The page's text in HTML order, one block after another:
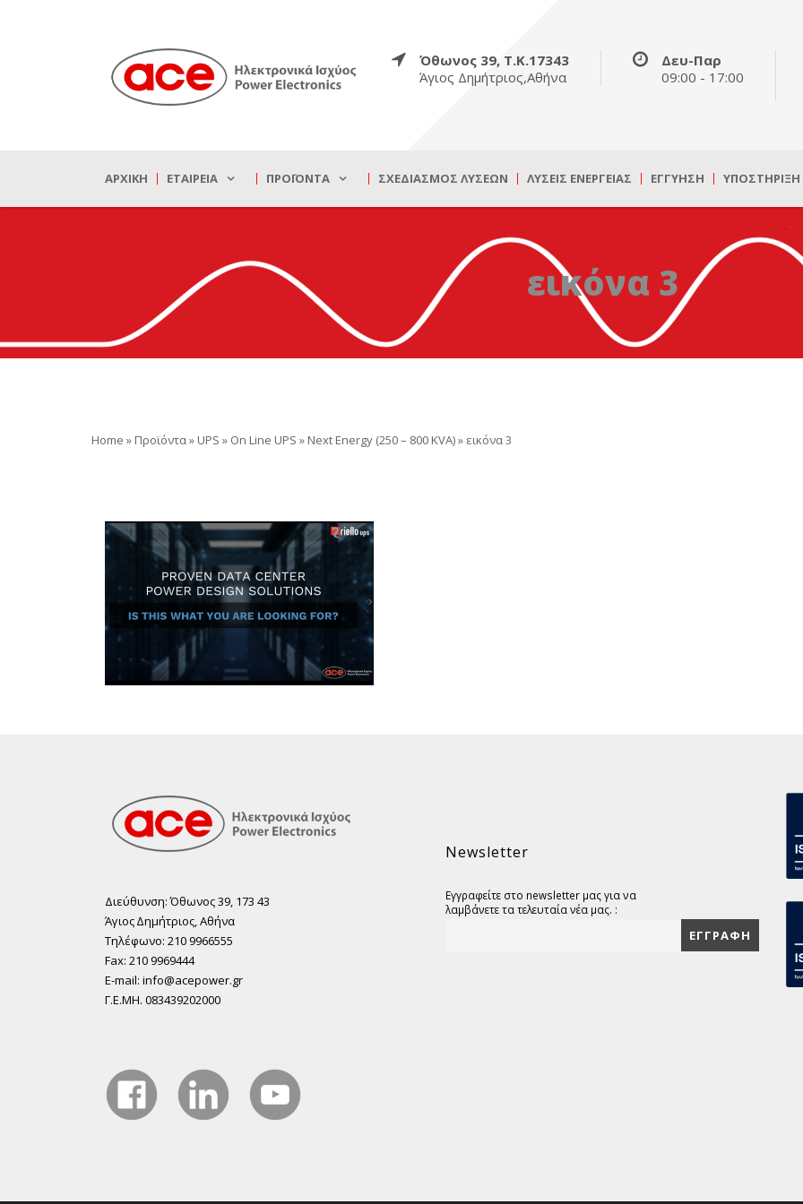
Όθωνος 39, Τ.Κ.17343
Άγιος Δημήτριος,Αθήνα
Δευ-Παρ
09:00 - 17:00
ΑΡΧΙΚΉ ΕΤΑΙΡΕΊΑ ΠΡΟΪΌΝΤΑ ΣΧΕΔΙΑΣΜΌΣ ΛΎΣΕΩΝ ΛΎΣΕΙΣ ΕΝΈΡΓΕΙΑΣ ΕΓΓΎΗΣΗ ΥΠΟΣΤΉΡΙΞΗ
εικόνα 3
Home » Προϊόντα» UPS » On Line UPS » Next Energy (250 – 800 KVA)» εικόνα 3
Διεύθυνση: Όθωνος 39, 173 43
Άγιος ∆ηµήτριος, Αθήνα
Τηλέφωνο: 210 9966555
Fax: 210 9969444
E-mail: info@acepower.gr
Γ.Ε.ΜΗ. 083439202000
Newsletter
Εγγραφείτε στο newsletter μας για να
λαμβάνετε τα τελευταία νέα μας. :